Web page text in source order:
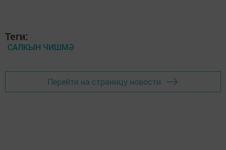
Теги:
САЛКЫН ЧИШМӘ
Перейти на страницу новости